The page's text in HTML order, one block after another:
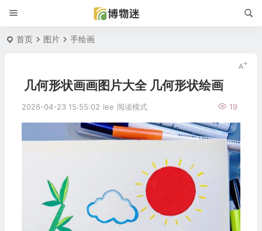
首页 图片 手绘画
几何形状画画图片大全 几何形状绘画
2026-04-23 15:55:02 lee 19
阅读模式